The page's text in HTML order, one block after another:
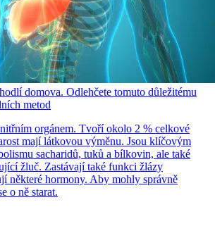
domova. Odlehčete tomuto důležitému
metod
orgánem. Tvoří okolo 2 % celkové
mají látkovou výměnu. Jsou klíčovým
sacharidů, tuků a bílkovin, ale také
žluč. Zastávají také funkci žlázy
některé hormony. Aby mohly správně
o ně starat.